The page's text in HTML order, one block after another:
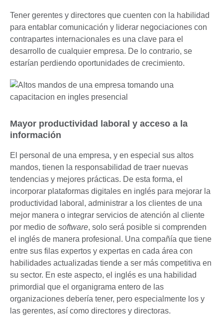
Tener gerentes y directores que cuenten con la habilidad
para entablar comunicación y liderar negociaciones con
contrapartes internacionales es una clave para el
desarrollo de cualquier empresa. De lo contrario, se
estarían perdiendo oportunidades de crecimiento.
Mayor productividad laboral y acceso a la
información
El personal de una empresa, y en especial sus altos
mandos, tienen la responsabilidad de traer nuevas
tendencias y mejores prácticas. De esta forma, el
incorporar plataformas digitales en inglés para mejorar la
productividad laboral, administrar a los clientes de una
mejor manera o integrar servicios de atención al cliente
por medio de software, solo será posible si comprenden
el inglés de manera profesional. Una compañía que tiene
entre sus filas expertos y expertas en cada área con
habilidades actualizadas tiende a ser más competitiva en
su sector. En este aspecto, el inglés es una habilidad
primordial que el organigrama entero de las
organizaciones debería tener, pero especialmente los y
las gerentes, así como directores y directoras.